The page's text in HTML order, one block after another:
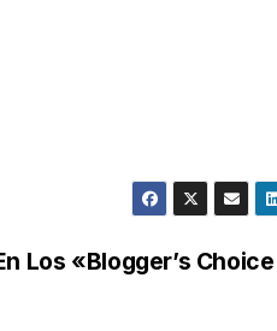
Los «Blogger’s